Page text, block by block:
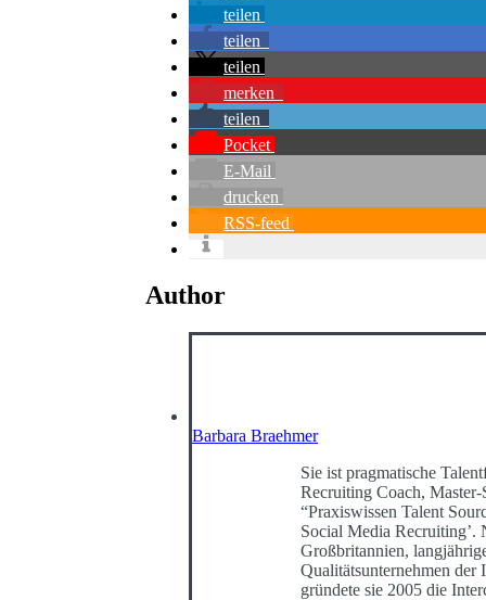
teilen
teilen
teilen
merken
teilen
Pocket
E-Mail
drucken
RSS-feed
Author
Barbara Braehmer
Sie ist pragmatische
Recruiting Coach,
“Praxiswissen Talent
Social Media
Großbritannien,
Qualitätsunternehmen der
gründete sie 2005 die